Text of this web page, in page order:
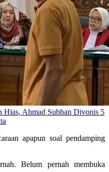
Hias, Ahmad Subhan Divonis 5
apapun soal pendamping
Belum pernah membuka